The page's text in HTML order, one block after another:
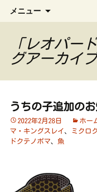
うちの子手帳
ペット管理用ア
メニュー
「レオパー
グアーカイブ
うちの子追加の
2022年2月28日 ホー
マ・キングスレイ、 ミクロ
ドクテノポマ、 魚